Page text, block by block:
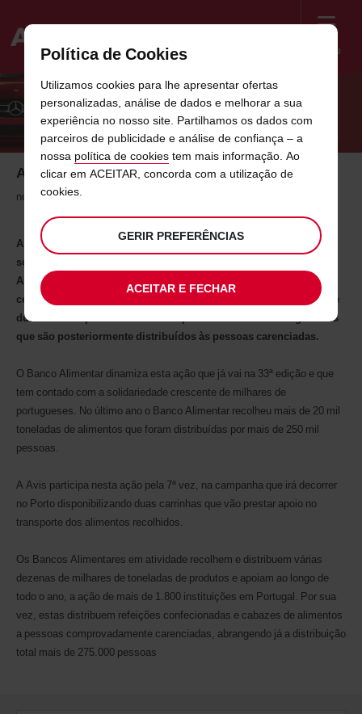
Menu
Avis
AVIS APOIA BANCO ALIMENTAR
Avis Apoia Banco Alimentar
novembro de 2011
A Avis rent-a-car, no âmbito da sua politica de responsabilidade
social, vai apoiar a recolha de alimentos promovida pelo Banco
Alimentar no fim de semana de 27 e 28 de Novembro. A Avis
contribui para esta ação na cidade do Porto com o empréstimo de
duas viaturas para recolha e transporte dos alimentos angariados
que são posteriormente distribuídos às pessoas carenciadas.
O Banco Alimentar dinamiza esta ação que já vai na 33ª edição e que
tem contado com a solidariedade crescente de milhares de
portugueses. No último ano o Banco Alimentar recolheu mais de 20 mil
toneladas de alimentos que foram distribuídas por mais de 250 mil
pessoas.
A Avis participa nesta ação pela 7ª vez, na campanha que irá decorrer
no Porto disponibilizando duas carrinhas que vão prestar apoio no
transporte dos alimentos recolhidos.
Os Bancos Alimentares em atividade recolhem e distribuem várias
dezenas de milhares de toneladas de produtos e apoiam ao longo de
todo o ano, a ação de mais de 1.800 instituições em Portugal. Por sua
vez, estas distribuem refeições confecionadas e cabazes de alimentos
a pessoas comprovadamente carenciadas, abrangendo já a distribuição
total mais de 275.000 pessoas
Política de Cookies
Utilizamos cookies para lhe apresentar ofertas
personalizadas, análise de dados e melhorar a sua
experiência no nosso site. Partilhamos os dados com
parceiros de publicidade e análise de confiança – a
nossa política de cookies tem mais informação. Ao
clicar em ACEITAR, concorda com a utilização de
cookies.
GERIR PREFERÊNCIAS
ACEITAR E FECHAR